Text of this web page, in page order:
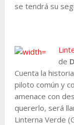
se tendrá su
de
Cuenta la
piloto común y
amenace con
quererlo, será
Linterna Verde